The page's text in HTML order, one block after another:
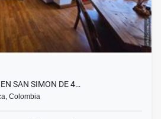
SAN SIMON DE 4…
Colombia